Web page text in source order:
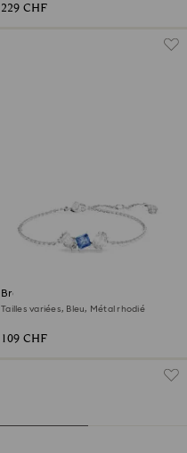
229 CHF
Bracelet Mesmera
Tailles variées, Bleu, Métal rhodié
109 CHF